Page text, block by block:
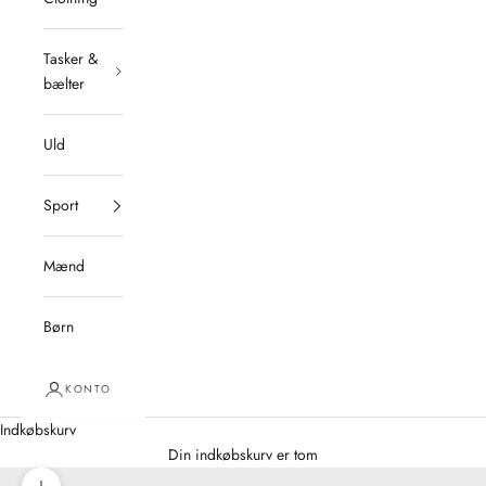
Tasker &
bælter
Uld
Sport
Mænd
Børn
KONTO
Indkøbskurv
Din indkøbskurv er tom